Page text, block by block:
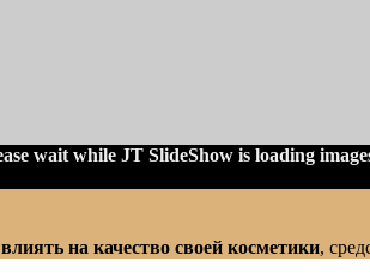
влиять на качество своей косметики,